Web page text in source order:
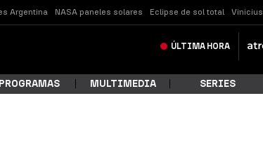
Argentina NASA paneles solares Eclipse de sol total Vinicius
ÚLTIMA HORA
PROGRAMAS MULTIMEDIA SERIES